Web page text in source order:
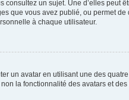
un sujet. Une d’elles
que vous avez publié, ou permet
à chaque utilisateur.
un avatar en utilisant une des
la fonctionnalité des avatars et